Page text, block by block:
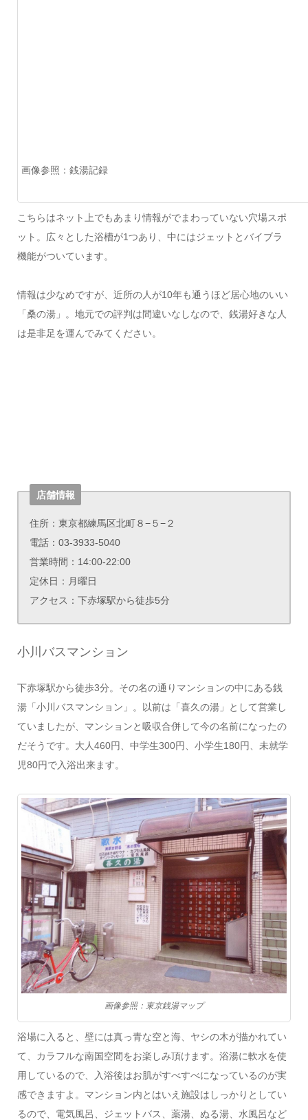
画像参照：銭湯記録
こちらはネット上でもあまり情報がでまわっていない穴場スポ
ット。広々とした浴槽が1つあり、中にはジェットとバイブラ
機能がついています。
情報は少なめですが、近所の人が10年も通うほど居心地のいい
「桑の湯」。地元での評判は間違いなしなので、銭湯好きな人
は是非足を運んでみてください。
店舗情報
住所：東京都練馬区北町８−５−２
電話：03-3933-5040
営業時間：14:00-22:00
定休日：月曜日
アクセス：下赤塚駅から徒歩5分
小川バスマンション
下赤塚駅から徒歩3分。その名の通りマンションの中にある銭
湯「小川バスマンション」。以前は「喜久の湯」として営業し
ていましたが、マンションと吸収合併して今の名前になったの
だそうです。大人460円、中学生300円、小学生180円、未就学
児80円で入浴出来ます。
画像参照：東京銭湯マップ
浴場に入ると、壁には真っ青な空と海、ヤシの木が描かれてい
て、カラフルな南国空間をお楽しみ頂けます。浴湯に軟水を使
用しているので、入浴後はお肌がすべすべになっているのが実
感できますよ。マンション内とはいえ施設はしっかりとしてい
るので、電気風呂、ジェットバス、薬湯、ぬる湯、水風呂など